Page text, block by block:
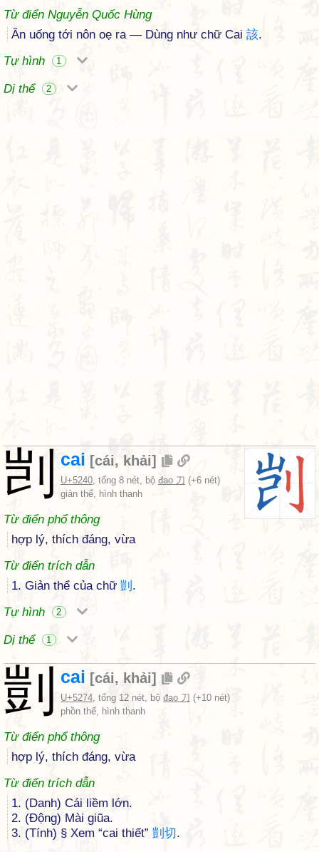
Từ điển Nguyễn Quốc Hùng
Ăn uống tới nôn oẹ ra — Dùng như chữ Cai 該.
Tự hình
1
Dị thể 2
剀 cai [cái, khải]
U+5240, tổng 8 nét, bộ đao 刀 (+6 nét)
giản thể, hình thanh
Từ điển phổ thông
hợp lý, thích đáng, vừa
Từ điển trích dẫn
1. Giản thể của chữ 剴 .
Tự hình
2
Dị thể 1
剴 cai [cái, khải]
U+5274, tổng 12 nét, bộ đao 刀 (+10 nét)
phồn thể, hình thanh
Từ điển phổ thông
hợp lý, thích đáng, vừa
Từ điển trích dẫn
1. (Danh) Cái liềm lớn.
2. (Động) Mài giũa.
3. (Tính) § Xem “cai thiết” 剴 切.